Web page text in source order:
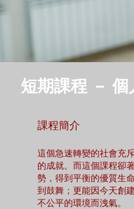
短期課程 － 個
課程簡介
這個急速轉變的社會充
的成就。而這個課程卻
勢，得到平衡的優質生
到鼓舞；更能因今天創
不公平的環境而洩氣。